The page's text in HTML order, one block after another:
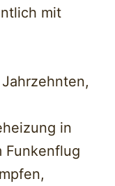
mit
in
Funkenflug